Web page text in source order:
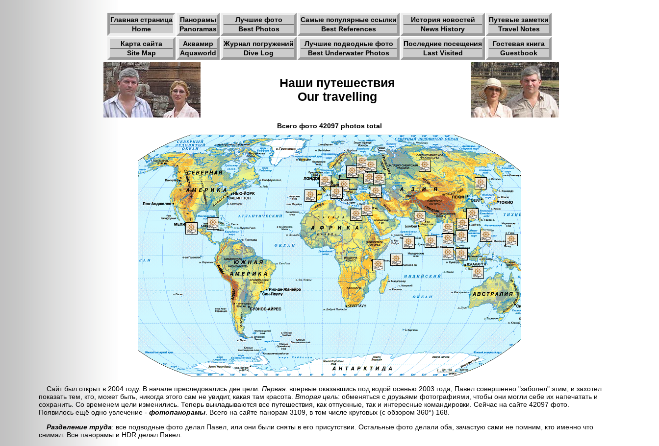
Главная страница
Home
Панорамы
Panoramas
Лучшие фото
Best Photos
Самые популярные ссылки
Best References
История новостей
News History
Путевые заметки
Travel Notes
Карта сайта
Site Map
Аквамир
Aquaworld
Журнал погружений
Dive Log
Лучшие подводные фото
Best Underwater Photos
Последние посещения
Last Visited
Гостевая книга
Guestbook
Наши путешествия
Our travelling
Всего фото 42097 photos total
Сайт был открыт в 2004 году. В начале преследовались две цели. Первая: впервые оказавшись под водой осенью 2003 года, Павел совершенно "заболел" этим, и захотел
показать тем, кто, может быть, никогда этого сам не увидит, какая там красота. Вторая цель: обменяться с друзьями фотографиями, чтобы они могли себе их напечатать и
сохранить. Со временем цели изменились. Теперь выкладываются все путешествия, как отпускные, так и интересные командировки. Сейчас на сайте 42097 фото.
Появилось ещё одно увлечение - фотопанорамы . Всего на сайте панорам 3109, в том числе круговых (с обзором 360°) 168.
Разделение труда: все подводные фото делал Павел, или они были сняты в его присутствии. Остальные фото делали оба, зачастую сами не помним, кто именно что
снимал. Все панорамы и HDR делал Павел.